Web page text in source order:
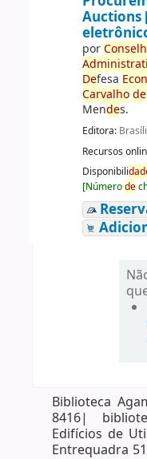
Auctions
por
Defesa
Carvalho de
Mendes.
Editora:
Recursos
Disponibilida
[Númerode
Biblioteca
8416|
Edifícios de
Entrequadra